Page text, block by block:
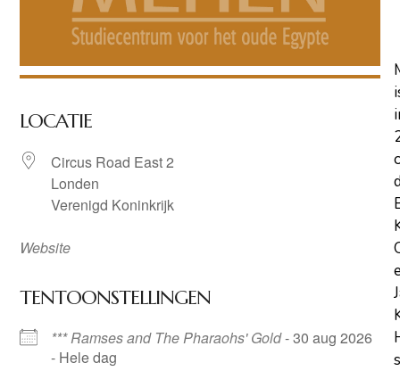
LOCATIE
Circus Road East 2
Londen
Verenigd Koninkrijk
Website
TENTOONSTELLINGEN
*** Ramses and The Pharaohs' Gold- 30 aug 2026
- Hele dag